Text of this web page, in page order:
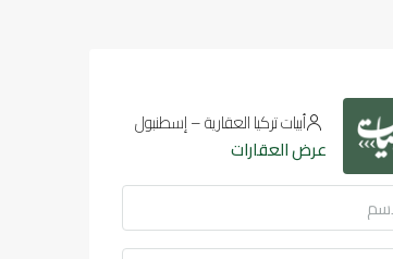
أبيات تركيا العقارية – إسطنبول
عرض العقارات